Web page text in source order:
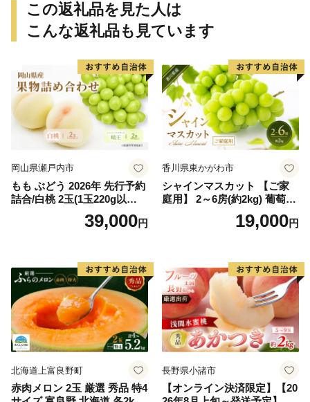
この返礼品を見た人は
こんな返礼品も見ています
岡山県瀬戸内市
もも ぶどう 2026年 先行予約
詰合/白桃 2玉(1玉220g以
上)・シャインマスカット 晴
39,000円
香川県東かがわ市
シャインマスカット 【ご家
庭用】 2～6房(約2kg) 葡萄 ぶ
どう ブドウ フルーツ 果物 く
だもの 果実 旬の果物 旬のフ
19,000円
北海道上富良野町
赤肉メロン 2玉 厳選 秀品 特4
長野県小諸市
【オンライン決済限定】【20